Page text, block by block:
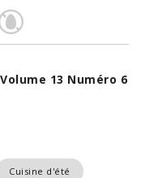
13 Numéro 6
Cuisine d'été